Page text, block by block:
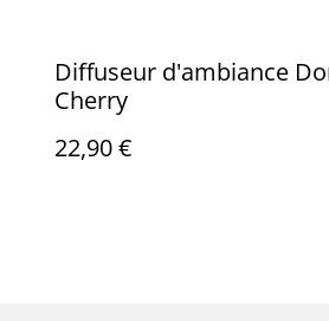
Diffuseur d'ambiance
Cherry
22,90 €